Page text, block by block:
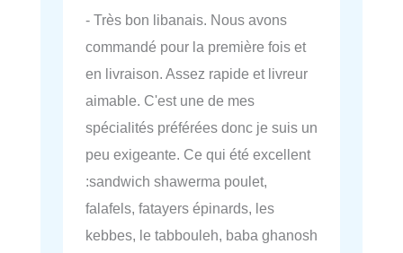
- Très bon libanais. Nous avons
commandé pour la première fois et
en livraison. Assez rapide et livreur
aimable. C'est une de mes
spécialités préférées donc je suis un
peu exigeante. Ce qui été excellent
:sandwich shawerma poulet,
falafels, fatayers épinards, les
kebbes, le tabbouleh, baba ghanosh